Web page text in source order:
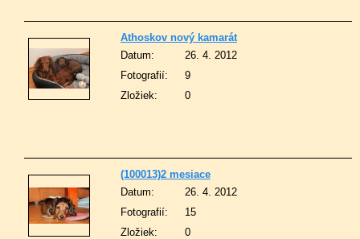
Athoskov nový kamarát
Datum:
26. 4. 2012
Fotografií:
9
Zložiek:
0
(100013)2 mesiace
Datum:
26. 4. 2012
Fotografií:
15
Zložiek:
0